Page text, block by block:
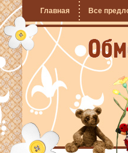
Главная Все